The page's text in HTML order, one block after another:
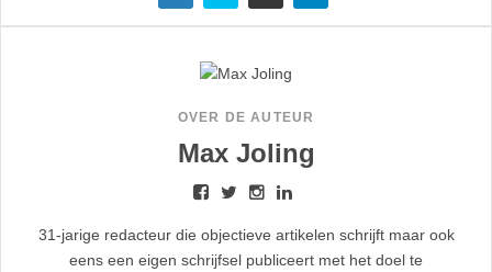
OVER DE AUTEUR
Max Joling
31-jarige redacteur die objectieve artikelen schrijft maar ook
eens een eigen schrijfsel publiceert met het doel te